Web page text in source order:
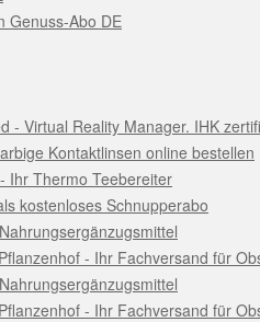
Genuss-Abo DE
- Virtual Reality Manager. IHK
Kontaktlinsen online bestellen
Ihr Thermo Teebereiter
kostenloses Schnupperabo
- Ihr Fachversand für
- Ihr Fachversand für